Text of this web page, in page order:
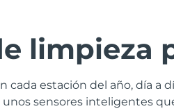
limpieza
cada estación del año, día a
sensores inteligentes